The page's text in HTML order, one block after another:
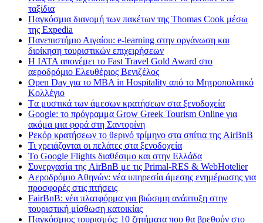
ταξίδια
Παγκόσμια διανομή των πακέτων της Thomas Cook μέσω
της Expedia
Πανεπιστήμιο Αιγαίου: e-learning στην οργάνωση και
διοίκηση τουριστικών επιχειρήσεων
Η IATA απονέμει το Fast Travel Gold Award στο
αεροδρόμιο Ελευθέριος Βενιζέλος
Open Day για το MBA in Hospitality από το Μητροπολιτικό
Κολλέγιο
Tα μυστικά των άμεσων κρατήσεων στα ξενοδοχεία
Google: το πρόγραμμα Grow Greek Tourism Online για
ακόμα μια φορά στη Σαντορίνη
Ρεκόρ κρατήσεων το θερινό τρίμηνο στα σπίτια της AirBnB
Τι χρειάζονται οι πελάτες στα ξενοδοχεία
Το Google Flights διαθέσιμο και στην Ελλάδα
Συνεργασία​ ​της​ ​AirBnB​ ​με​ ​τις​ ​Primal-RES​ ​&​ ​WebHotelier
Aεροδρόμιο Αθηνών: νέα υπηρεσία άμεσης ενημέρωσης για
προσφορές στις πτήσεις
FairBnB: νέα πλατφόρμα για βιώσιμη ανάπτυξη στην
τουριστική μίσθωση κατοικίας
Παγκόσμιος τουρισμός: 10 ζητήματα που θα βρεθούν στο